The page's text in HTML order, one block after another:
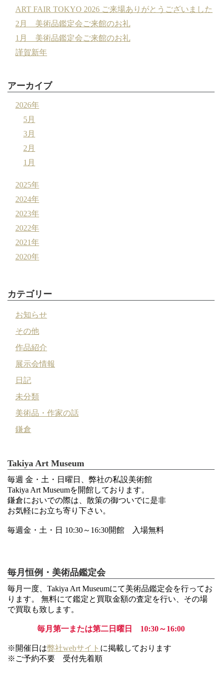
ART FAIR TOKYO 2026 ご来場ありがとうございました
2月 美術品鑑定会ご来館のお礼
1月 美術品鑑定会ご来館のお礼
謹賀新年
アーカイブ
2026年
5月
3月
2月
1月
2025年
2024年
2023年
2022年
2021年
2020年
カテゴリー
お知らせ
その他
作品紹介
展示会情報
日記
未分類
美術品・作家の話
鎌倉
Takiya Art Museum
毎週 金・土・日曜日、弊社の私設美術館
Takiya Art Museumを開館しております。
鎌倉においでの際は、散策の御ついでに是非
お気軽にお立ち寄り下さい。
毎週金・土・日 10:30～16:30開館 入場無料
毎月恒例・美術品鑑定会
毎月一度、Takiya Art Museumにて美術品鑑定会を行ってお
ります。 無料にて鑑定と買取金額の査定を行い、その場
で買取も致します。
毎月第一または第二日曜日 10:30～16:00
※開催日は弊社webサイト に掲載しております
※ご予約不要 受付先着順